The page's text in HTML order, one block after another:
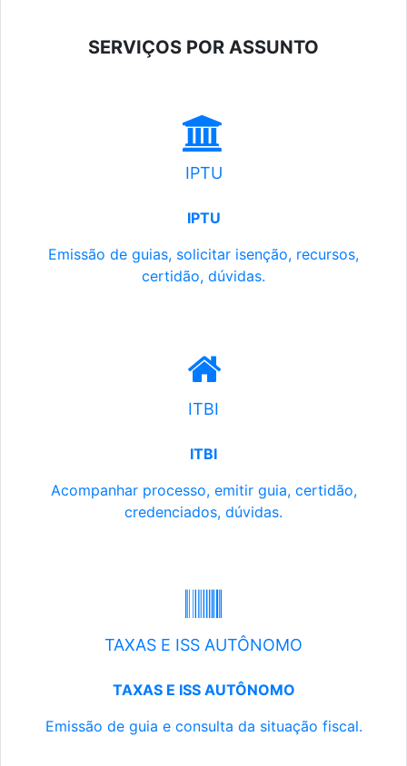
SERVIÇOS POR ASSUNTO
IPTU
IPTU
Emissão de guias, solicitar isenção, recursos,
certidão, dúvidas.
ITBI
ITBI
Acompanhar processo, emitir guia, certidão,
credenciados, dúvidas.
TAXAS E ISS AUTÔNOMO
TAXAS E ISS AUTÔNOMO
Emissão de guia e consulta da situação fiscal.